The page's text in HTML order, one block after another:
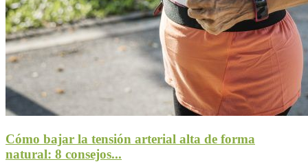
Cómo bajar la tensión arterial alta de forma
natural: 8 consejos...